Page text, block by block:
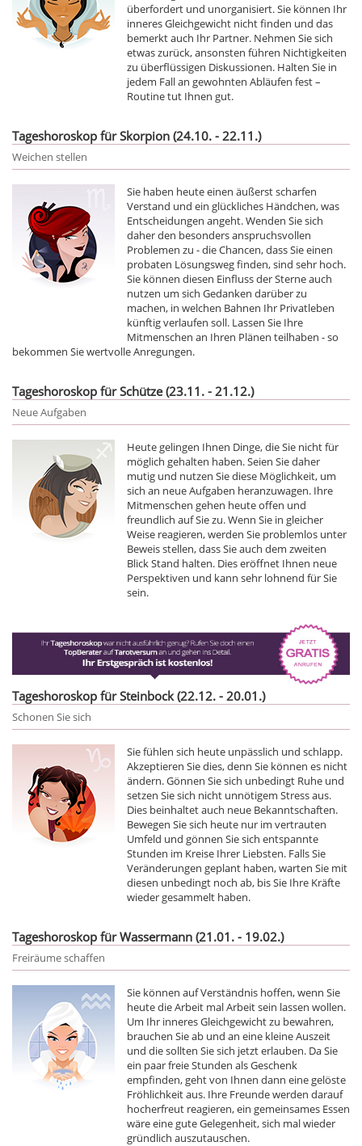
überfordert und unorganisiert. Sie können Ihr
inneres Gleichgewicht nicht finden und das
bemerkt auch Ihr Partner. Nehmen Sie sich
etwas zurück, ansonsten führen Nichtigkeiten
zu überflüssigen Diskussionen. Halten Sie in
jedem Fall an gewohnten Abläufen fest –
Routine tut Ihnen gut.
Tageshoroskop für Skorpion (24.10. - 22.11.)
Weichen stellen
Sie haben heute einen äußerst scharfen
Verstand und ein glückliches Händchen, was
Entscheidungen angeht. Wenden Sie sich
daher den besonders anspruchsvollen
Problemen zu - die Chancen, dass Sie einen
probaten Lösungsweg finden, sind sehr hoch.
Sie können diesen Einfluss der Sterne auch
nutzen um sich Gedanken darüber zu
machen, in welchen Bahnen Ihr Privatleben
künftig verlaufen soll. Lassen Sie Ihre
Mitmenschen an Ihren Plänen teilhaben - so
bekommen Sie wertvolle Anregungen.
Tageshoroskop für Schütze (23.11. - 21.12.)
Neue Aufgaben
Heute gelingen Ihnen Dinge, die Sie nicht für
möglich gehalten haben. Seien Sie daher
mutig und nutzen Sie diese Möglichkeit, um
sich an neue Aufgaben heranzuwagen. Ihre
Mitmenschen gehen heute offen und
freundlich auf Sie zu. Wenn Sie in gleicher
Weise reagieren, werden Sie problemlos unter
Beweis stellen, dass Sie auch dem zweiten
Blick Stand halten. Dies eröffnet Ihnen neue
Perspektiven und kann sehr lohnend für Sie
sein.
Tageshoroskop für Steinbock (22.12. - 20.01.)
Schonen Sie sich
Sie fühlen sich heute unpässlich und schlapp.
Akzeptieren Sie dies, denn Sie können es nicht
ändern. Gönnen Sie sich unbedingt Ruhe und
setzen Sie sich nicht unnötigem Stress aus.
Dies beinhaltet auch neue Bekanntschaften.
Bewegen Sie sich heute nur im vertrauten
Umfeld und gönnen Sie sich entspannte
Stunden im Kreise Ihrer Liebsten. Falls Sie
Veränderungen geplant haben, warten Sie mit
diesen unbedingt noch ab, bis Sie Ihre Kräfte
wieder gesammelt haben.
Tageshoroskop für Wassermann (21.01. - 19.02.)
Freiräume schaffen
Sie können auf Verständnis hoffen, wenn Sie
heute die Arbeit mal Arbeit sein lassen wollen.
Um Ihr inneres Gleichgewicht zu bewahren,
brauchen Sie ab und an eine kleine Auszeit
und die sollten Sie sich jetzt erlauben. Da Sie
ein paar freie Stunden als Geschenk
empfinden, geht von Ihnen dann eine gelöste
Fröhlichkeit aus. Ihre Freunde werden darauf
hocherfreut reagieren, ein gemeinsames Essen
wäre eine gute Gelegenheit, sich mal wieder
gründlich auszutauschen.